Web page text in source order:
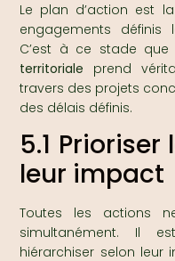
Le plan d’action est
engagements définis
C’est à ce stade que
territoriale prend
travers des projets
des délais définis.
5.1
leur impact
Toutes les actions
simultanément. Il
hiérarchiser selon leur